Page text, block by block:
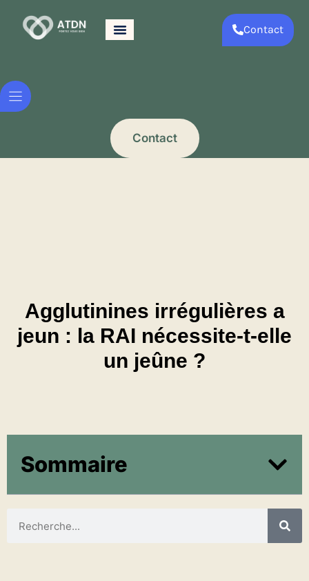
Contact
Contact
Agglutinines irrégulières a
jeun : la RAI nécessite-t-elle
un jeûne ?
Sommaire